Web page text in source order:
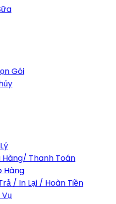
Gói
Hàng/ Thanh Toán
Hàng
/ In Lại / Hoàn Tiền